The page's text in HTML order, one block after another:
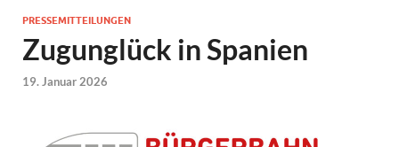
PRESSEMITTEILUNGEN
Zugunglück in Spanien
19. Januar 2026